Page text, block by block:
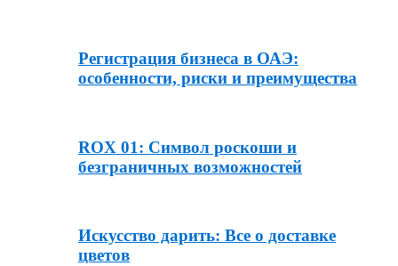
Регистрация бизнеса в ОАЭ:
особенности, риски и преимущества
ROX 01: Символ роскоши и
безграничных возможностей
Искусство дарить: Все о доставке
цветов